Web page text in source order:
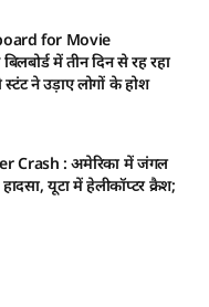
for Movie
में तीन दिन से रह रहा
ने उड़ाए लोगों के होश
Crash : अमेरिका में जंगल
यूटा में हेलीकॉप्टर क्रैश;